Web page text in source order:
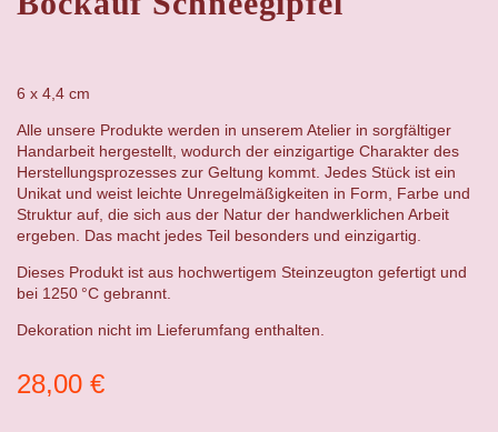
28,00 €
6 x 4,4 cm
Alle unsere Produkte werden in unserem Atelier in sorgfältiger
Handarbeit hergestellt, wodurch der einzigartige Charakter des
Herstellungsprozesses zur Geltung kommt. Jedes Stück ist ein
Unikat und weist leichte Unregelmäßigkeiten in Form, Farbe und
Struktur auf, die sich aus der Natur der handwerklichen Arbeit
ergeben. Das macht jedes Teil besonders und einzigartig.
Dieses Produkt ist aus hochwertigem Steinzeugton gefertigt und
bei 1250 °C gebrannt.
Dekoration nicht im Lieferumfang enthalten.